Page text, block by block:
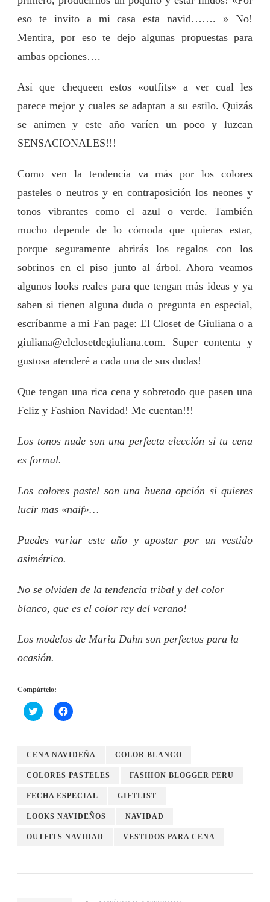
eso te invito a mi casa esta navid……. » No!
Mentira, por eso te dejo algunas propuestas para
ambas opciones….
Así que chequeen estos «outfits» a ver cual les
parece mejor y cuales se adaptan a su estilo. Quizás
se animen y este año varíen un poco y luzcan
SENSACIONALES!!!
Como ven la tendencia va más por los colores
pasteles o neutros y en contraposición los neones y
tonos vibrantes como el azul o verde. También
mucho depende de lo cómoda que quieras estar,
porque seguramente abrirás los regalos con los
sobrinos en el piso junto al árbol. Ahora veamos
algunos looks reales para que tengan más ideas y ya
saben si tienen alguna duda o pregunta en especial,
escríbanme a mi Fan page: El Closet de Giuliana o a
giuliana@elclosetdegiuliana.com. Super contenta y
gustosa atenderé a cada una de sus dudas!
Que tengan una rica cena y sobretodo que pasen una
Feliz y Fashion Navidad! Me cuentan!!!
Los tonos nude son una perfecta elección si tu cena
es formal.
Los colores pastel son una buena opción si quieres
lucir mas «naif»…
Puedes variar este año y apostar por un vestido
asimétrico.
No se olviden de la tendencia tribal y del color
blanco, que es el color rey del verano!
Los modelos de Maria Dahn son perfectos para la
ocasión.
Compártelo:
Haz
clic
(Se
en
una
nueva)
Haz
clic
Facebook
(Se
en
una
nueva)
CENA NAVIDEÑA COLOR BLANCO
COLORES PASTELES FASHION BLOGGER PERU
FECHA ESPECIAL GIFTLIST
LOOKS NAVIDEÑOS NAVIDAD
OUTFITS NAVIDAD VESTIDOS PARA CENA